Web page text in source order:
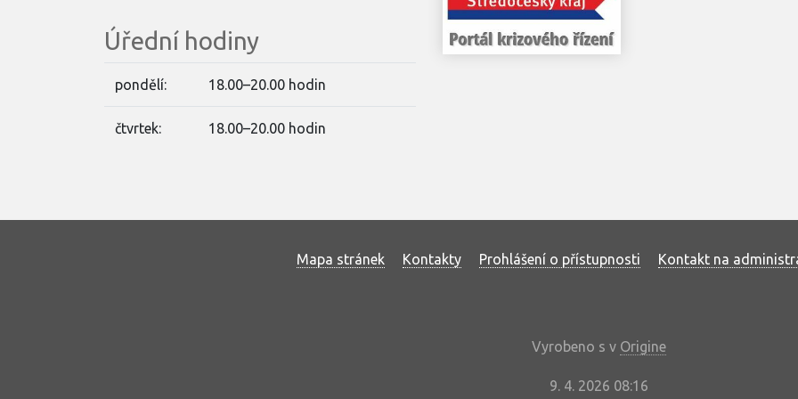
Úřední hodiny
pondělí: 18.00–20.00 hodin
čtvrtek: 18.00–20.00 hodin
Mapa stránek Kontakty Prohlášení o přístupnosti Kontakt na
Vyrobeno s v Origine
9. 4. 2026 08:16